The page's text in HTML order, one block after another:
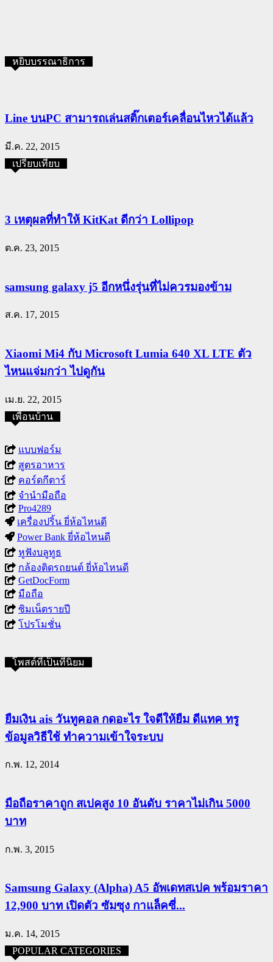
หยิบบรรณาธิการ
Line บนPC สามารถเล่นสติ๊กเตอร์เคลื่อนไหวได้แล้ว
มี.ค. 22, 2015
เปรียบเทียบ
3 เหตุผลที่ทำให้ KitKat ดีกว่า Lollipop
ต.ค. 23, 2015
samsung galaxy j5 อีกหนึ่งรุ่นที่ไม่ควรมองข้าม
ส.ค. 17, 2015
Xiaomi Mi4 กับ Microsoft Lumia 640 XL LTE ตัว
ไหนแจ่มกว่า ไปดูกัน
เม.ย. 22, 2015
เพื่อนบ้าน
แบบฟอร์ม
สูตรอาหาร
คอร์ดกีตาร์
จำนำมือถือ
Pro4289
เครื่องปริ้น ยี่ห้อไหนดี
Power Bank ยี่ห้อไหนดี
หูฟังบลูทูธ
กล้องติดรถยนต์ ยี่ห้อไหนดี
GetDocForm
มือถือ
ซิมเน็ตรายปี
โปรโมชั่น
โพสต์ที่เป็นที่นิยม
ยืมเงิน ais วันทูคอล กดอะไร ใจดีให้ยืม ดีแทค ทรู
ข้อมูลวิธีใช้ ทำความเข้าใจระบบ
ก.พ. 12, 2014
มือถือราคาถูก สเปคสูง 10 อันดับ ราคาไม่เกิน 5000
บาท
ก.พ. 3, 2015
Samsung Galaxy (Alpha) A5 อัพเดทสเปค พร้อมราคา
12,900 บาท เปิดตัว ซัมซุง กาแล็คซี่...
ม.ค. 14, 2015
POPULAR CATEGORIES